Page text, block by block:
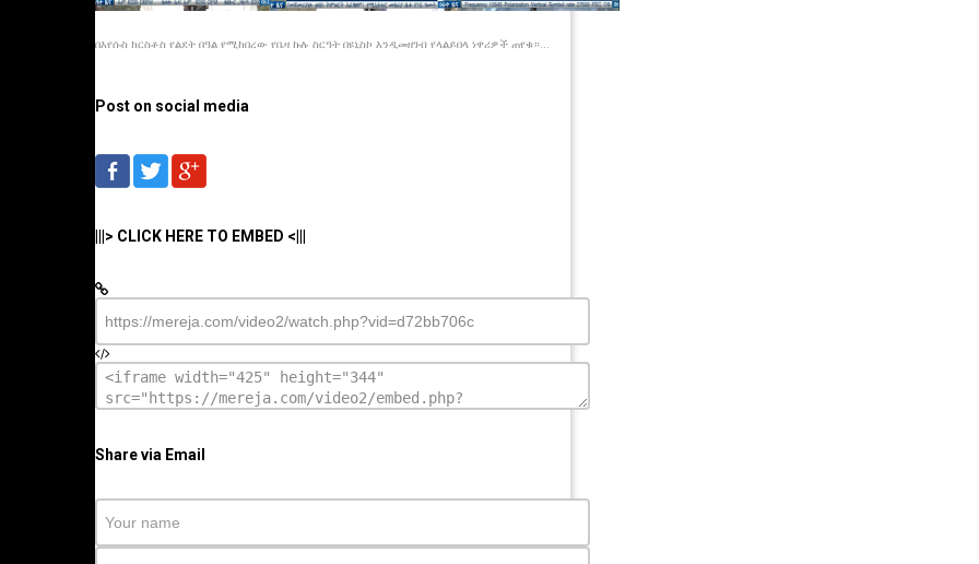
በእየሱስ ክርስቶስ የልደት በዓል የሚከበረው የቤዛ ኩሉ ስርዓት በዩኒስኮ እንዲመዘገብ የላልይበላ ነዋሪዎች ጠየቁ።...
Post on social media
|||> CLICK HERE TO EMBED <|||
Share via Email